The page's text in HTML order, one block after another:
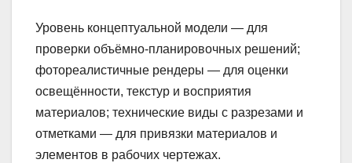
Уровень концептуальной модели — для
проверки объёмно‑планировочных решений;
фотореалистичные рендеры — для оценки
освещённости, текстур и восприятия
материалов; технические виды с разрезами и
отметками — для привязки материалов и
элементов в рабочих чертежах.